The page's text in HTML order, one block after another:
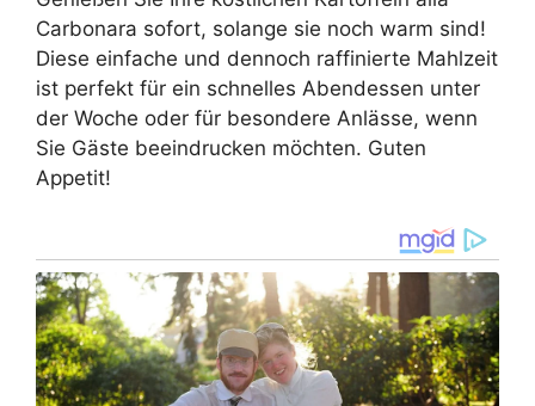
Carbonara sofort, solange sie noch warm sind!
Diese einfache und dennoch raffinierte Mahlzeit
ist perfekt für ein schnelles Abendessen unter
der Woche oder für besondere Anlässe, wenn
Sie Gäste beeindrucken möchten. Guten
Appetit!